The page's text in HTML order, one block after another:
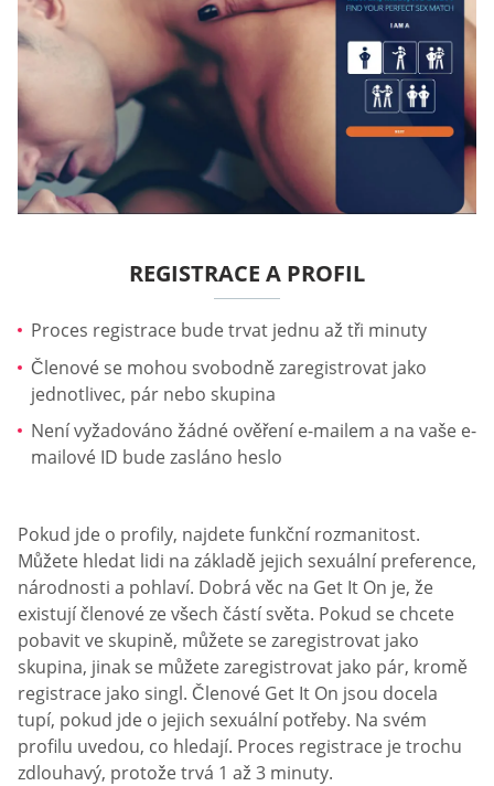
REGISTRACE A PROFIL
Proces registrace bude trvat jednu až tři minuty
Členové se mohou svobodně zaregistrovat jako
jednotlivec, pár nebo skupina
Není vyžadováno žádné ověření e-mailem a na vaše e-
mailové ID bude zasláno heslo
Pokud jde o profily, najdete funkční rozmanitost.
Můžete hledat lidi na základě jejich sexuální preference,
národnosti a pohlaví. Dobrá věc na Get It On je, že
existují členové ze všech částí světa. Pokud se chcete
pobavit ve skupině, můžete se zaregistrovat jako
skupina, jinak se můžete zaregistrovat jako pár, kromě
registrace jako singl. Členové Get It On jsou docela
tupí, pokud jde o jejich sexuální potřeby. Na svém
profilu uvedou, co hledají. Proces registrace je trochu
zdlouhavý, protože trvá 1 až 3 minuty.